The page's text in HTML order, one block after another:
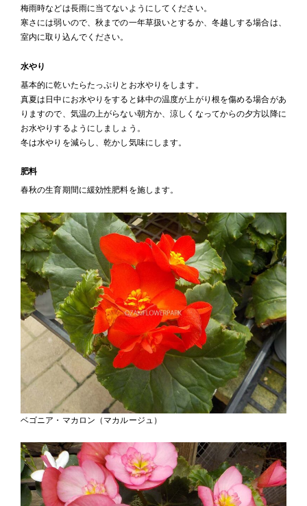
梅雨時などは長雨に当てないようにしてください。
寒さには弱いので、秋までの一年草扱いとするか、冬越しする場合は、
室内に取り込んでください。
水やり
基本的に乾いたらたっぷりとお水やりをします。
真夏は日中にお水やりをすると鉢中の温度が上がり根を傷める場合があ
りますので、気温の上がらない朝方か、涼しくなってからの夕方以降に
お水やりするようにしましょう。
冬は水やりを減らし、乾かし気味にします。
肥料
春秋の生育期間に緩効性肥料を施します。
ベゴニア・マカロン（マカルージュ）